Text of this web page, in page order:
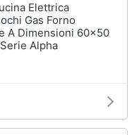
Elettrica
Gas Forno
A Dimensioni 60x50
Alpha